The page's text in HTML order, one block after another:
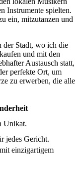
Instrumente spielten.‌
ein, mitzutanzen und
Stadt, ‌wo​ ich die
und mit den
Austausch statt,
perfekte Ort, um
zu erwerben, die alle
​Unikat.
‌jedes Gericht.
einzigartigem‍